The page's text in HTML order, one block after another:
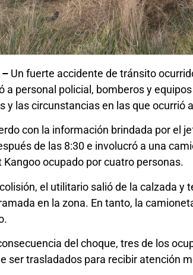
– Un fuerte accidente de tránsito
a personal policial, bomberos y
y las circunstancias en las que ocurrió
con la información brindada por el
de las 8:30 e involucró a una
Kangoo ocupado por cuatro personas.
el utilitario salió de la calzada
en la zona. En tanto, la
del choque, tres de los
ser trasladados para recibir atención